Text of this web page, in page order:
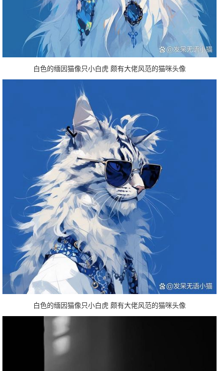
白色的缅因猫像只小白虎 颇有大佬风范的猫咪头像
白色的缅因猫像只小白虎 颇有大佬风范的猫咪头像